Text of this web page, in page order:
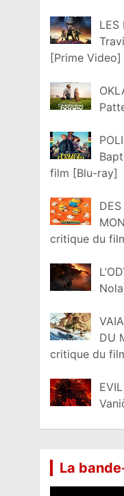
LES
[Prime Video]
film [Blu-ray]
critique du
DU
critique du
La